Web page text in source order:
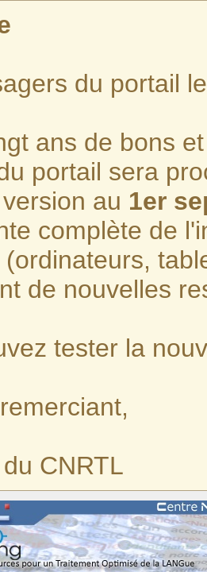
du portail
ans de bons
portail sera
au 1er
complète de
de nouvelles
tester la
CNRTL